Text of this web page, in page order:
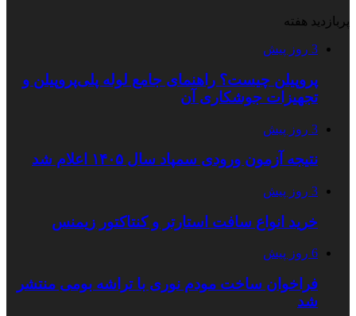
پربازدید هفته
3 روز پیش
پروپیلن چیست؟ راهنمای جامع لوله پلی‌پروپیلن و
تجهیزات جوشکاری آن
3 روز پیش
نتیجه آزمون ورودی سمپاد سال ۱۴۰۵ اعلام شد
3 روز پیش
خرید انواع سافت استارتر و کنتاکتور زیمنس
6 روز پیش
فراخوان ساخت مودم نوری با تراشه بومی منتشر
شد